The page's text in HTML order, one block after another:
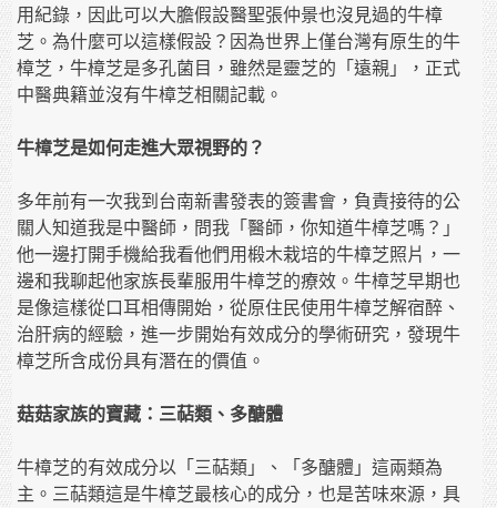
用紀錄，因此可以大膽假設醫聖張仲景也沒見過的牛樟
芝。為什麼可以這樣假設？因為世界上僅台灣有原生的牛
樟芝，牛樟芝是多孔菌目，雖然是靈芝的「遠親」，正式
中醫典籍並沒有牛樟芝相關記載。
牛樟芝是如何走進大眾視野的？
多年前有一次我到台南新書發表的簽書會，負責接待的公
關人知道我是中醫師，問我「醫師，你知道牛樟芝嗎？」
他一邊打開手機給我看他們用椴木栽培的牛樟芝照片，一
邊和我聊起他家族長輩服用牛樟芝的療效。牛樟芝早期也
是像這樣從口耳相傳開始，從原住民使用牛樟芝解宿醉、
治肝病的經驗，進一步開始有效成分的學術研究，發現牛
樟芝所含成份具有潛在的價值。
菇菇家族的寶藏：三萜類、多醣體
牛樟芝的有效成分以「三萜類」、「多醣體」這兩類為
主。三萜類這是牛樟芝最核心的成分，也是苦味來源，具